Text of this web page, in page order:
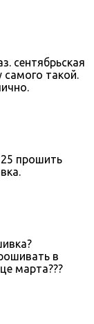
сентябрьская
самого такой.
прошить
в
марта???